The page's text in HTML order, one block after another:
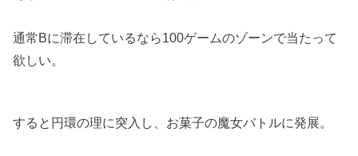
通常Bに滞在しているなら100ゲームのゾーンで当たって
欲しい。
すると円環の理に突入し、お菓子の魔女バトルに発展。